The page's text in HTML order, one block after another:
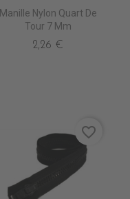
Manille Nylon Quart De
Tour 7 Mm
2,26 €
favorite_border